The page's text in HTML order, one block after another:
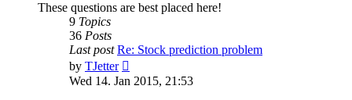
These questions are best placed here!
9 Topics
36 Posts
Last post Re: Stock prediction problem
by TJetter
the
Wed 14. Jan 2015, 21:53